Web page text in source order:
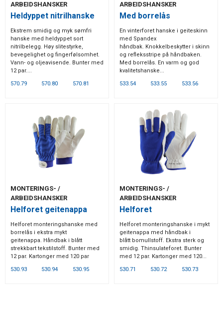
ARBEIDSHANSKER
Heldyppet nitrilhanske
Ekstrem smidig og myk sømfri
hanske med heldyppet sort
nitrilbelegg. Høy slitestyrke,
bevegelighet og fingerfølsomhet.
Vann- og oljeavisende. Bunter med
12 par....
570.79
570.80 570.81
ARBEIDSHANSKER
Med borrelås
En vinterforet hanske i geiteskinn
med Spandex
håndbak. Knokkelbeskytter i skinn
og refleksstripe på håndbaken.
Med borrelås. En varm og god
kvalitetshanske...
533.54
533.55 533.56
MONTERINGS- /
ARBEIDSHANSKER
Helforet geitenappa
Helforet monteringshanske med
borrelås i ekstra mykt
geitenappa. Håndbak i blått
strekkbart tekstilstoff. Bunter med
12 par. Kartonger med 120 par
530.93
530.94 530.95
MONTERINGS- /
ARBEIDSHANSKER
Helforet
Helforet monteringshanske i mykt
geitenappa med håndbak i
blått bomullstoff. Ekstra sterk og
smidig. Thinsulateforet. Bunter
med 12 par. Kartonger med 120...
530.71
530.72 530.73